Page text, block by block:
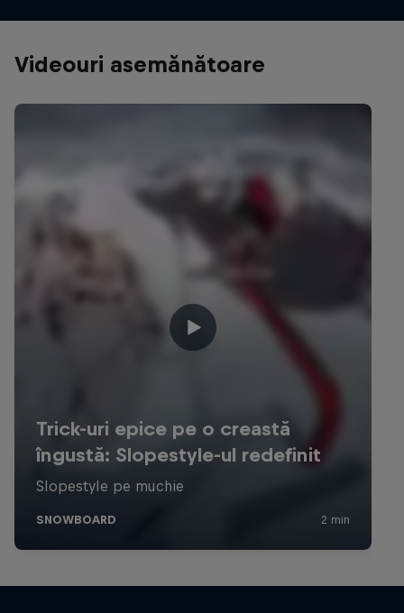
Videouri asemănătoare